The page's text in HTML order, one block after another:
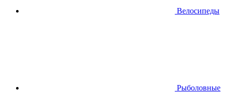
Велосипеды
Рыболовные